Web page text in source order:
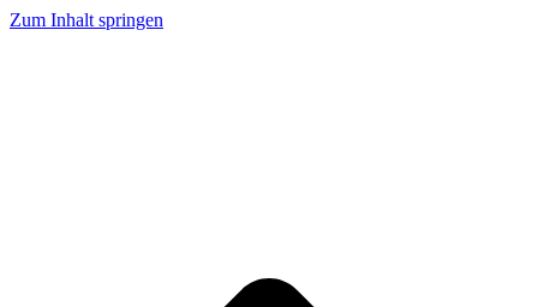
Zum Inhalt springen